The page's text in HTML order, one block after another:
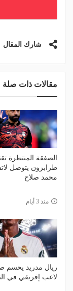
شارك المقال
مقالات ذات صلة
الصفقة المنتظرة
طرابزون يتوصل
محمد صلاح
منذ 3 أيام
ريال مدريد يحسم
لاعب إفريقي في